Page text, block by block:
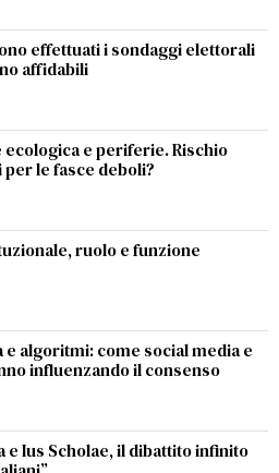
effettuati i sondaggi elettorali
affidabili
e periferie. Rischio
le fasce deboli?
ruolo e funzione
e algoritmi: come social media e
influenzando il consenso
e Ius Scholae, il dibattito infinito